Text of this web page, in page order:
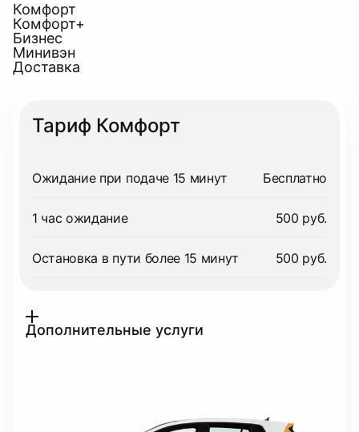
Комфорт
Комфорт+
Бизнес
Минивэн
Доставка
Тариф Комфорт
Ожидание при подаче 15 минут Бесплатно
1 час ожидание 500 руб.
Остановка в пути более 15 минут 500 руб.
Дополнительные услуги